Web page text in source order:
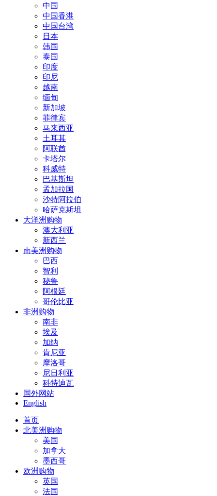
中国
中国香港
中国台湾
日本
韩国
泰国
印度
印尼
越南
缅甸
新加坡
菲律宾
马来西亚
土耳其
阿联酋
卡塔尔
科威特
巴基斯坦
孟加拉国
沙特阿拉伯
哈萨克斯坦
大洋洲购物
澳大利亚
新西兰
南美洲购物
巴西
智利
秘鲁
阿根廷
哥伦比亚
非洲购物
南非
埃及
加纳
肯尼亚
摩洛哥
尼日利亚
科特迪瓦
国外网站
English
首页
北美洲购物
美国
加拿大
墨西哥
欧洲购物
英国
法国